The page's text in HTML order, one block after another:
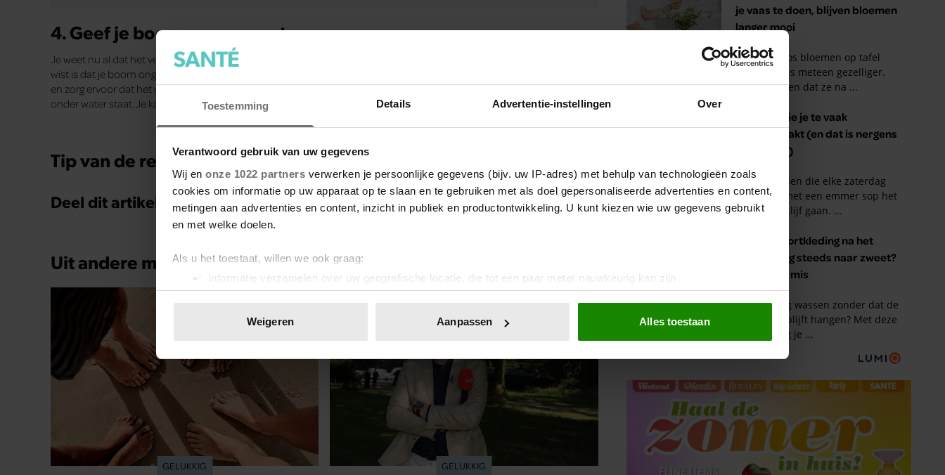
Toestemming Details Advertentie-instellingen Over
Verantwoord gebruik van uw gegevens
Wij en onze 1022 partners verwerken je persoonlijke gegevens (bijv. uw IP-adres) met behulp van technologieën zoals
cookies om informatie op uw apparaat op te slaan en te gebruiken met als doel gepersonaliseerde advertenties en content,
metingen aan advertenties en content, inzicht in publiek en productontwikkeling. U kunt kiezen wie uw gegevens gebruikt
en met welke doelen.
Als u het toestaat, willen we ook graag:
Informatie verzamelen over uw geografische locatie, die tot een paar meter nauwkeurig kan zijn
Uw apparaat identificeren door het actief te scannen op specifieke eigenschappen (fingerprinting)
toestemming op elk moment wijzigen of intrekken in de Cookieverklaring.
We gebruiken cookies om content en advertenties te personaliseren, om functies voor social media te bieden en om ons
websiteverkeer te analyseren. Ook delen we informatie over uw gebruik van onze site met onze partners voor social
media, adverteren en analyse. Deze partners kunnen deze gegevens combineren met andere informatie die u aan ze heeft
verstrekt of die ze hebben verzameld op basis van uw gebruik van hun services. U gaat akkoord met onze cookies als u
onze website blijft gebruiken.
Weigeren Aanpassen Alles toestaan
4. Geef je boom genoeg water
Je weet nu al dat het verstandig is om je boom weg te houden van directe warmtebronnen, maar wat je misschien niet
wist is dat je boom ongeveer 3,75 liter water per dag nodig heeft. Check daarom het waterpeil van de boom iedere dag
en zorg ervoor dat het deel van de stam waar de boom afgehakt is nooit aan de lucht wordt blootgesteld, maar altijd
onder water staat. Je kan gewoon kraanwater gebruiken voor je boom, dat werkt het beste!
Beeld: GetyImagesTekst Santé
Tip van de redactie
Deel dit artikel op social media!
Uit andere media
GELUKKIG GELUKKIG